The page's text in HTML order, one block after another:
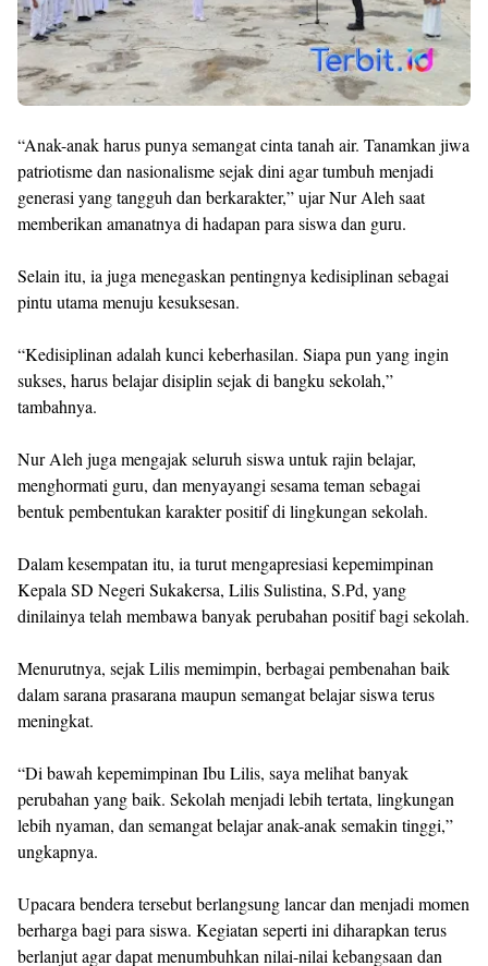
“Anak-anak harus punya semangat cinta tanah air. Tanamkan jiwa
patriotisme dan nasionalisme sejak dini agar tumbuh menjadi
generasi yang tangguh dan berkarakter,” ujar Nur Aleh saat
memberikan amanatnya di hadapan para siswa dan guru.
Selain itu, ia juga menegaskan pentingnya kedisiplinan sebagai
pintu utama menuju kesuksesan.
“Kedisiplinan adalah kunci keberhasilan. Siapa pun yang ingin
sukses, harus belajar disiplin sejak di bangku sekolah,”
tambahnya.
Nur Aleh juga mengajak seluruh siswa untuk rajin belajar,
menghormati guru, dan menyayangi sesama teman sebagai
bentuk pembentukan karakter positif di lingkungan sekolah.
Dalam kesempatan itu, ia turut mengapresiasi kepemimpinan
Kepala SD Negeri Sukakersa, Lilis Sulistina, S.Pd, yang
dinilainya telah membawa banyak perubahan positif bagi sekolah.
Menurutnya, sejak Lilis memimpin, berbagai pembenahan baik
dalam sarana prasarana maupun semangat belajar siswa terus
meningkat.
“Di bawah kepemimpinan Ibu Lilis, saya melihat banyak
perubahan yang baik. Sekolah menjadi lebih tertata, lingkungan
lebih nyaman, dan semangat belajar anak-anak semakin tinggi,”
ungkapnya.
Upacara bendera tersebut berlangsung lancar dan menjadi momen
berharga bagi para siswa. Kegiatan seperti ini diharapkan terus
berlanjut agar dapat menumbuhkan nilai-nilai kebangsaan dan